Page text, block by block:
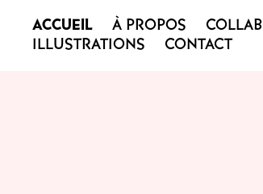
ACCUEIL À PROPOS
COLLAB
ILLUSTRATIONS
CONTACT